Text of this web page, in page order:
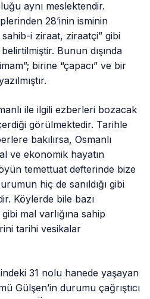
aynı meslektendir.
28’inin isminin
sahib-i ziraat, ziraatçi” gibi
Bunun dışında
birine “çapacı” ve bir
ile ilgili ezberleri bozacak
görülmektedir. Tarihle
bakılırsa, Osmanlı
ve ekonomik hayatın
temettuat defterinde bize
hiç de sanıldığı gibi
Köylerde bile bazı
mal varlığına sahip
tarihi vesikalar
31 nolu hanede yaşayan
Gülşen’in durumu çağrıştıcı